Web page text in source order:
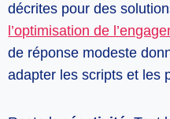
décrites pour des
l’optimisation de
de réponse modeste
adapter les scripts et les